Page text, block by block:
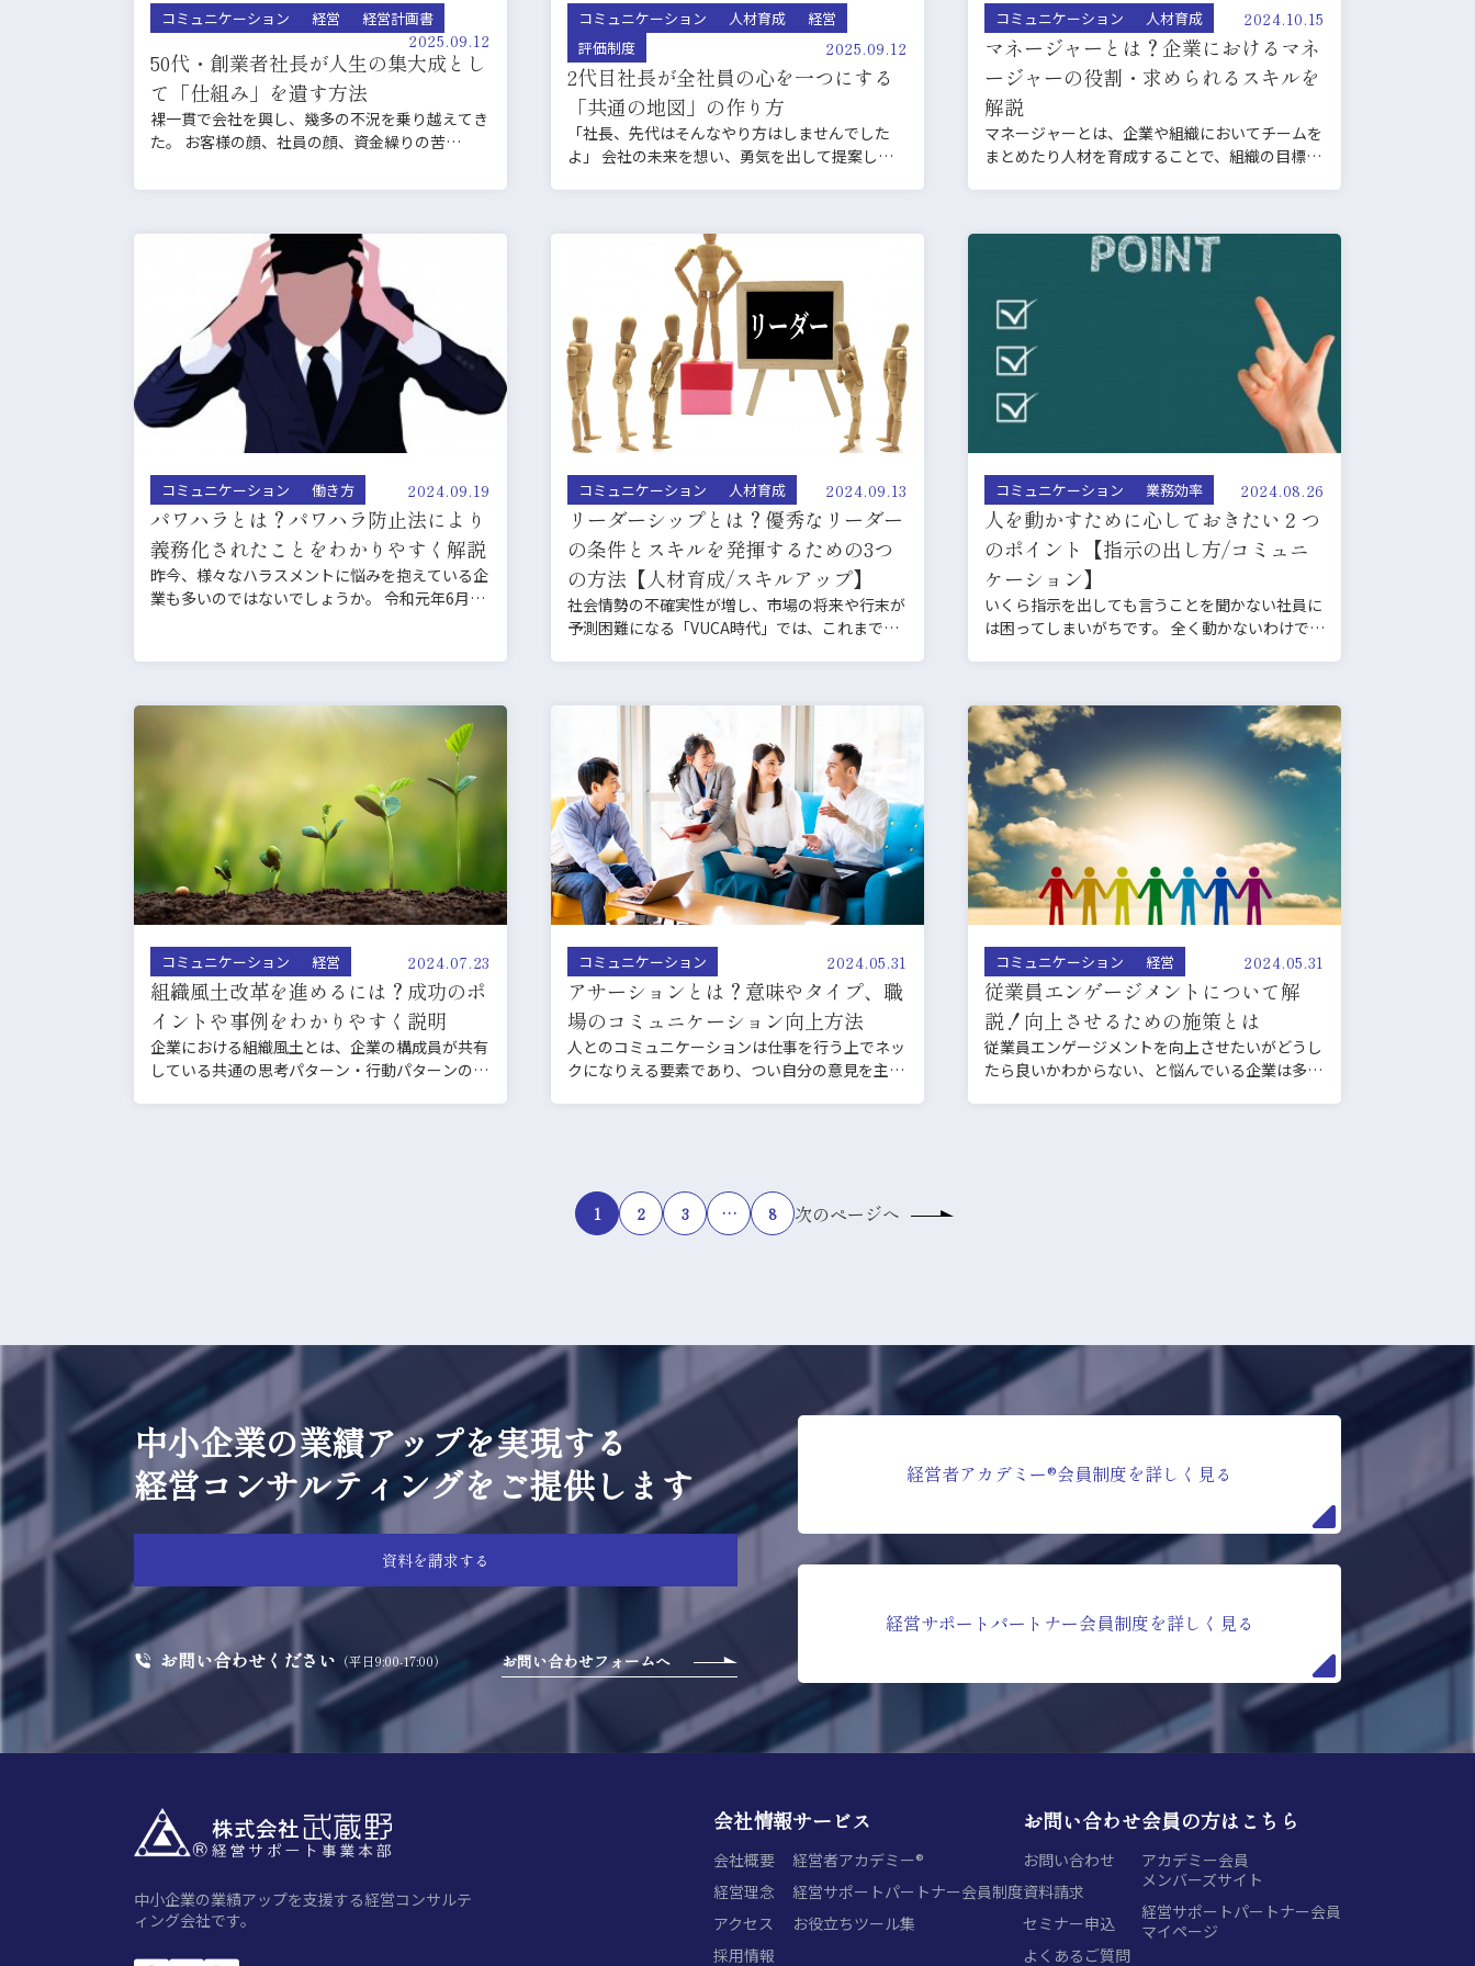
コミュニケーション 経営 経営計画書
2025.09.12
50代・創業者社長が人生の集大成とし
て「仕組み」を遺す方法
裸一貫で会社を興し、幾多の不況を乗り越えてき
た。 お客様の顔、社員の顔、資金繰りの苦
コミュニケーション 人材育成
経営
評価制度
2025.09.12
2代目社長が全社員の心を一つにする
「共通の地図」の作り方
「社長、先代はそんなやり方はしませんでした
よ」 会社の未来を想い、勇気を出して提案した
コミュニケーション 人材育成 2024.10.15
マネージャーとは？企業におけるマネ
ージャーの役​​割・求められるスキルを
解説
マネージャーとは、企業や組織においてチームを
まとめたり人材を育成することで、組織の目標達
コミュニケーション 働き方 2024.09.19
パワハラとは？パワハラ防止法により
義務化されたことをわかりやすく解説
昨今、様々なハラスメントに悩みを抱えている企
業も多いのではないでしょうか。 令和元年6月に
コミュニケーション 人材育成 2024.09.13
リーダーシップとは？優秀なリーダー
の条件とスキルを発揮するための3つ
の方法【人材育成/スキルアップ】
社会情勢の不確実性が増し、市場の将来や行末が
予測困難になる「VUCA時代」では、これまでよ
コミュニケーション 業務効率 2024.08.26
人を動かすために心しておきたい２つ
のポイント【指示の出し方/コミュニ
ケーション】
いくら指示を出しても言うことを聞かない社員に
は困ってしまいがちです。 全く動かないわけでは
コミュニケーション 経営 2024.07.23
組織風土改革を進めるには？成功のポ
イントや事例をわかりやすく説明
企業における組織風土とは、企業の構成員が共有
している共通の思考パターン・行動パターンのこ
コミュニケーション 2024.05.31
アサーションとは？意味やタイプ、職
場のコミュニケーション向上方法
人とのコミュニケーションは仕事を行う上でネッ
クになりえる要素であり、つい自分の意見を主張
コミュニケーション 経営 2024.05.31
従業員エンゲージメントについて解
説！向上させるための施策とは
従業員エンゲージメントを向上させたいがどうし
たら良いかわからない、と悩んでいる企業は多い
1 2 3 … 8 次のページへ
中小企業の業績アップを実現する
経営コンサルティングをご提供します
資料を請求する
お問い合わせください （平日9:00-17:00） お問い合わせフォームへ
経営者アカデミー®会員制度を詳しく見る
経営サポートパートナー会員制度を詳しく見る
中小企業の業績アップを支援する経営コンサルテ
ィング会社です。
会社情報
会社概要
経営理念
アクセス
採用情報
サービス
経営者アカデミー®
経営サポートパートナー会員制度
お役立ちツール集
お問い合わせ
お問い合わせ
資料請求
セミナー申込
よくあるご質問
会員の方はこちら
アカデミー会員
メンバーズサイト
経営サポートパートナー会員
マイページ